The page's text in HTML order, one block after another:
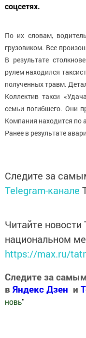
соцсетях.
По их словам,
грузовиком. Все
В результате
рулем находился
полученных травм.
Коллектив такси
семьи погибшего. Они
Компания находится по
Ранее в результате
Следите за
Telegram-канале
Читайте новости
национальном
https://max.ru/
Следите за
в Яндекс Дзен и
новь"